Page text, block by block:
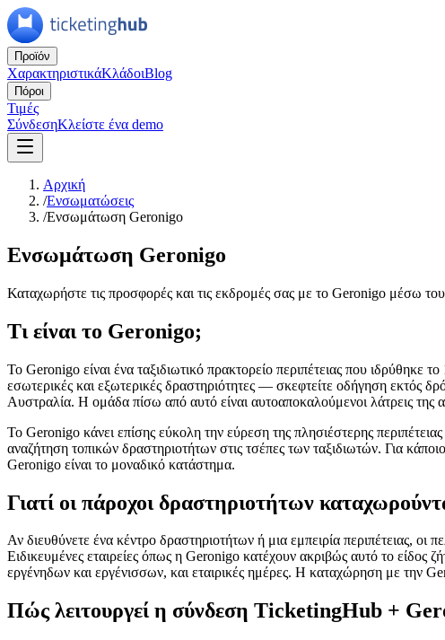
Προϊόν
ΧαρακτηριστικάΚλάδοιBlog
Πόροι
Τιμές
ΣύνδεσηΚλείστε ένα demo
Αρχική
/Ενσωματώσεις
/Ενσωμάτωση Geronigo
Ενσωμάτωση Geronigo
Καταχωρήστε τις προσφορές και τις εκδρομές σας με το Geronigo μέσω
Τι είναι το Geronigo;
Το Geronigo είναι ένα ταξιδιωτικό πρακτορείο περιπέτειας που ιδρύθηκε
εσωτερικές και εξωτερικές δραστηριότητες — σκεφτείτε οδήγηση εκτός
Αυστραλία. Η ομάδα πίσω από αυτό είναι αυτοαποκαλούμενοι λάτρεις της
Το Geronigo κάνει επίσης εύκολη την εύρεση της πλησιέστερης
αναζήτηση τοπικών δραστηριοτήτων στις τσέπες των ταξιδιωτών. Για
Geronigo είναι το μοναδικό κατάστημα.
Γιατί οι πάροχοι δραστηριοτήτων
Αν διευθύνετε ένα κέντρο δραστηριοτήτων ή μια εμπειρία περιπέτειας,
Ειδικευμένες εταιρείες όπως η Geronigo κατέχουν ακριβώς αυτό το είδος
εργένηδων και εργένισσων, και εταιρικές ημέρες. Η καταχώρηση με την
Πώς λειτουργεί η σύνδεση TicketingHub +